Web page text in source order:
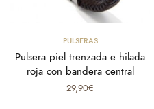
Seleccionar opciones
PULSERAS
Pulsera piel trenzada e hilada
roja con bandera central
29,90€